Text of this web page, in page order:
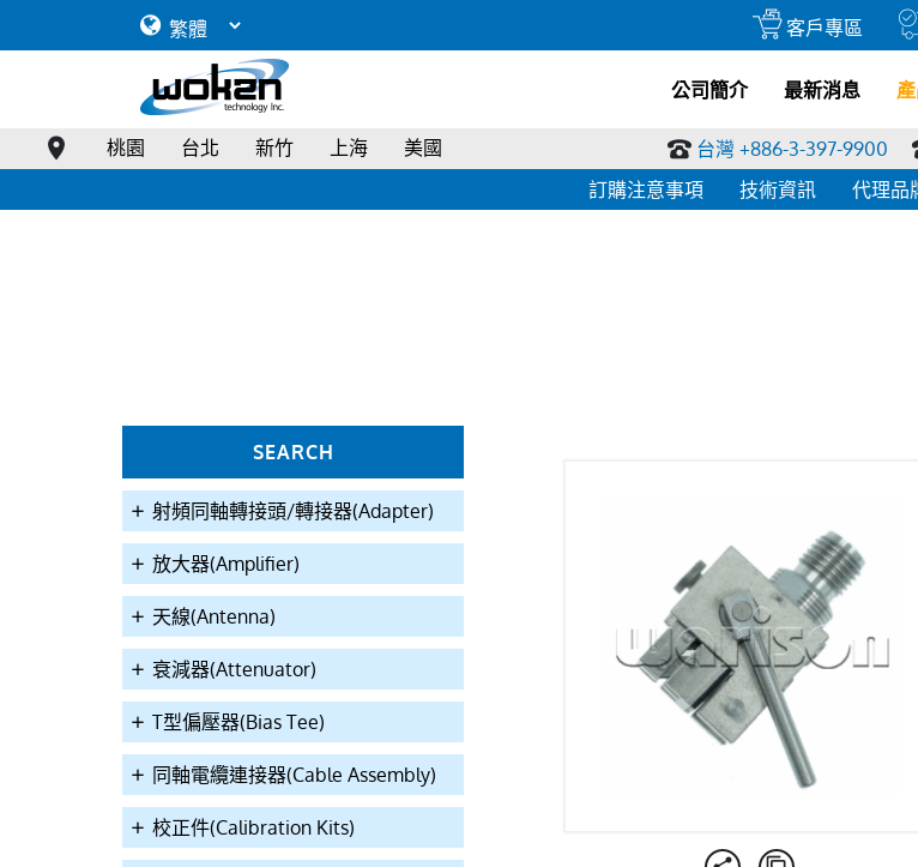
How to select an RF connector
RF Connector Coupling Torque & Operational Frequency Range
Military Connector Specifications
40GHz 2.92mm(F)180°,End Launch PCB Connector">
客戶專區
公司簡介 最新消息
桃園 台北 新竹 上海 美國 台灣 +886-3-397-9900
訂購注意事項
技術資訊 代理品
SEARCH
射頻同軸轉接頭/轉接器(Adapter)
放大器(Amplifier)
天線(Antenna)
衰減器(Attenuator)
T型偏壓器(Bias Tee)
同軸電纜連接器(Cable Assembly)
校正件(Calibration Kits)